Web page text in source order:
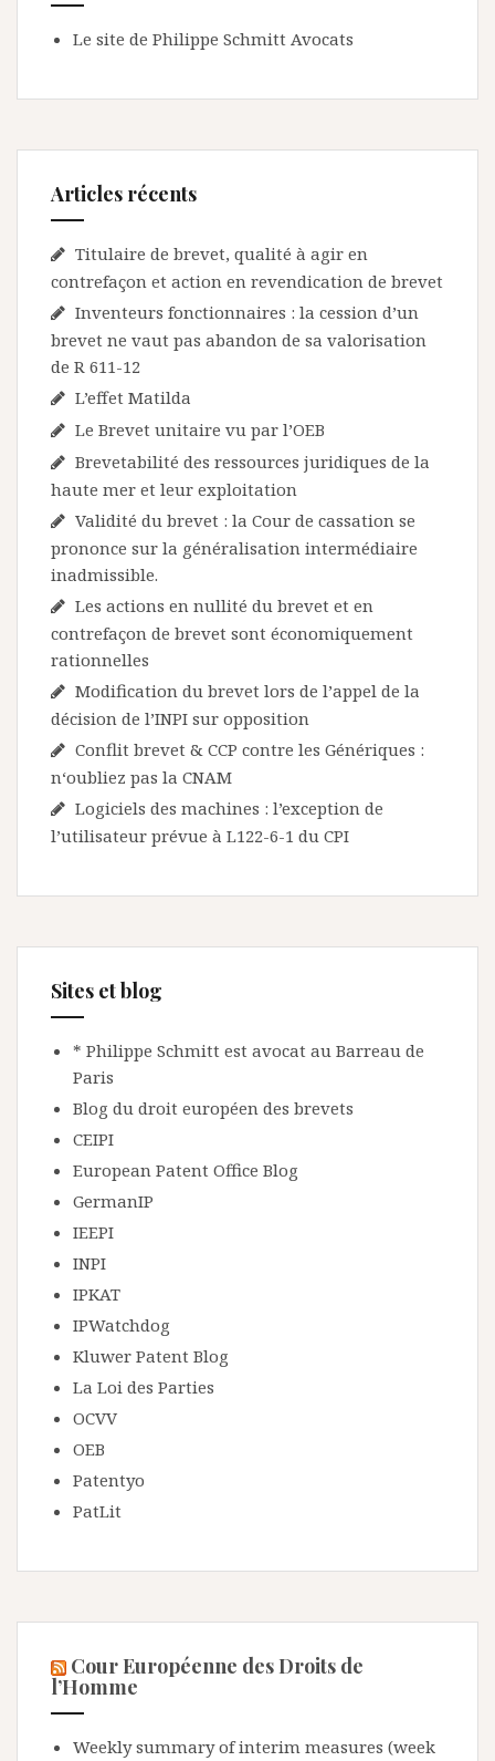
Le site de Philippe Schmitt Avocats
Articles récents
Titulaire de brevet, qualité à agir en
contrefaçon et action en revendication de brevet
Inventeurs fonctionnaires : la cession d’un
brevet ne vaut pas abandon de sa valorisation
de R 611-12
L’effet Matilda
Le Brevet unitaire vu par l’OEB
Brevetabilité des ressources juridiques de la
haute mer et leur exploitation
Validité du brevet : la Cour de cassation se
prononce sur la généralisation intermédiaire
inadmissible.
Les actions en nullité du brevet et en
contrefaçon de brevet sont économiquement
rationnelles
Modification du brevet lors de l’appel de la
décision de l’INPI sur opposition
Conflit brevet & CCP contre les Génériques :
n‘oubliez pas la CNAM
Logiciels des machines : l’exception de
l’utilisateur prévue à L122-6-1 du CPI
Sites et blog
* Philippe Schmitt est avocat au Barreau de
Paris
Blog du droit européen des brevets
CEIPI
European Patent Office Blog
GermanIP
IEEPI
INPI
IPKAT
IPWatchdog
Kluwer Patent Blog
La Loi des Parties
OCVV
OEB
Patentyo
PatLit
Cour Européenne des Droits de
l’Homme
Weekly summary of interim measures (week